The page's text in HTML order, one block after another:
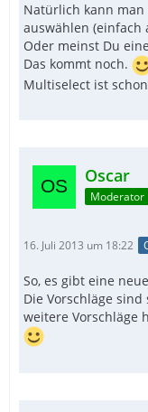
Natürlich kann
auswählen (einfach
Oder meinst Du
Das kommt noch.
Multiselect ist
Oscar
Moderator
16. Juli 2013 um 18:22
So, es gibt eine
Die Vorschläge
weitere Vorschläge